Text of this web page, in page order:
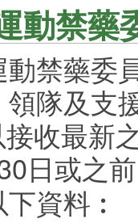
動禁藥
動禁藥委
隊及支
收最新
日或之
資料︰